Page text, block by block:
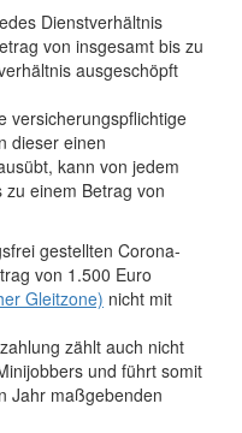
Dienstverhältnis
von insgesamt bis zu
ausgeschöpft
versicherungspflichtige
dieser einen
kann von jedem
einem Betrag von
gestellten Corona-
von 1.500 Euro
Gleitzone) nicht mit
zählt auch nicht
und führt somit
Jahr maßgebenden